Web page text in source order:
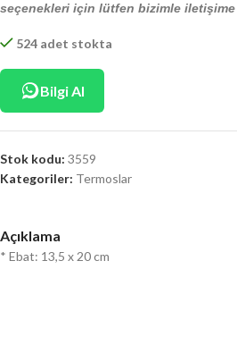
seçenekleri için lütfen bizimle
524 adet stokta
Bilgi Al
Stok kodu: 3559
Kategoriler: Termoslar
Açıklama
* Ebat: 13,5 x 20 cm